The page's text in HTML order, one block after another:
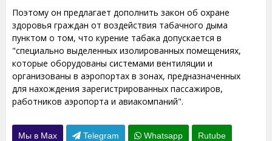
Поэтому он предлагает дополнить закон об охране
здоровья граждан от воздействия табачного дыма
пунктом о том, что курение табака допускается в
"специально выделенных изолированных помещениях,
которые оборудованы системами вентиляции и
организованы в аэропортах в зонах, предназначенных
для нахождения зарегистрированных пассажиров,
работников аэропорта и авиакомпаний".
Мы в Max Telegram Whatsapp Rutube